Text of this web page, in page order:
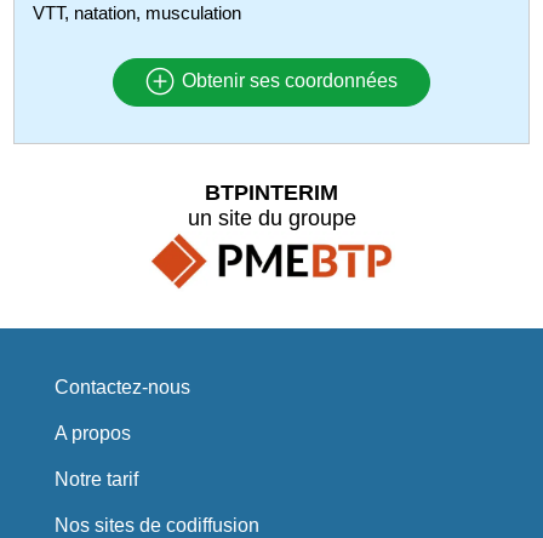
VTT, natation, musculation
Obtenir ses coordonnées
BTPINTERIM
un site du groupe
Contactez-nous
A propos
Notre tarif
Nos sites de codiffusion